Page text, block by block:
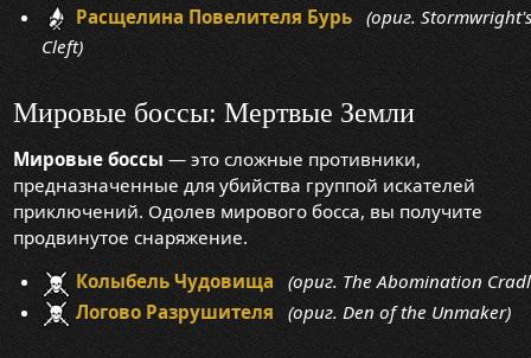
Расщелина Повелителя Бурь (ориг.
Cleft)
Мировые боссы: Мертвые Земли
Мировые боссы — это сложные противники,
предназначенные для убийства группой искателей
приключений. Одолев мирового босса, вы получите
продвинутое снаряжение.
Колыбель Чудовища
(ориг. The Abomination
Логово Разрушителя
(ориг. Den of the Unmaker)